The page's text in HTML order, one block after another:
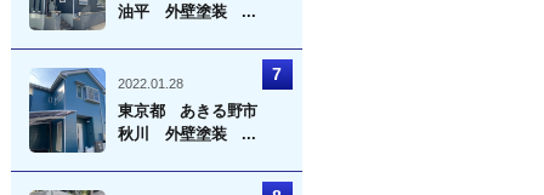
油平 外壁塗装 ...
2022.01.28
東京都 あきる野市
秋川 外壁塗装 ...